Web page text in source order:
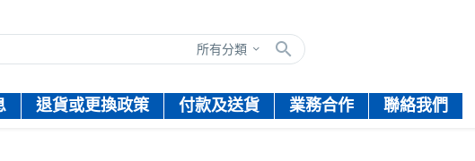
所有分類
退貨或更換政策 付款及送貨 業務合作 聯絡我們